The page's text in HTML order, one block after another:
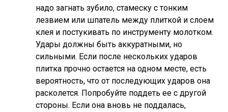
надо загнать зубило, стамеску с тонким
лезвием или шпатель между плиткой и слоем
клея и постукивать по инструменту молотком.
Удары должны быть аккуратными, но
сильными. Если после нескольких ударов
плитка прочно остается на одном месте, есть
вероятность, что от последующих ударов она
расколется. Попробуйте поддеть ее с другой
стороны. Если она вновь не поддалась,